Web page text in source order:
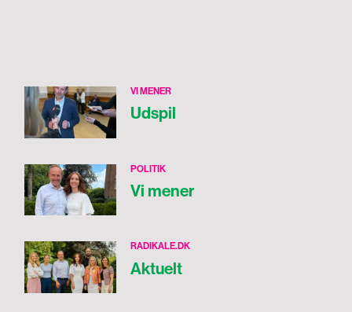
VI MENER
Udspil
POLITIK
Vi mener
RADIKALE.DK
Aktuelt